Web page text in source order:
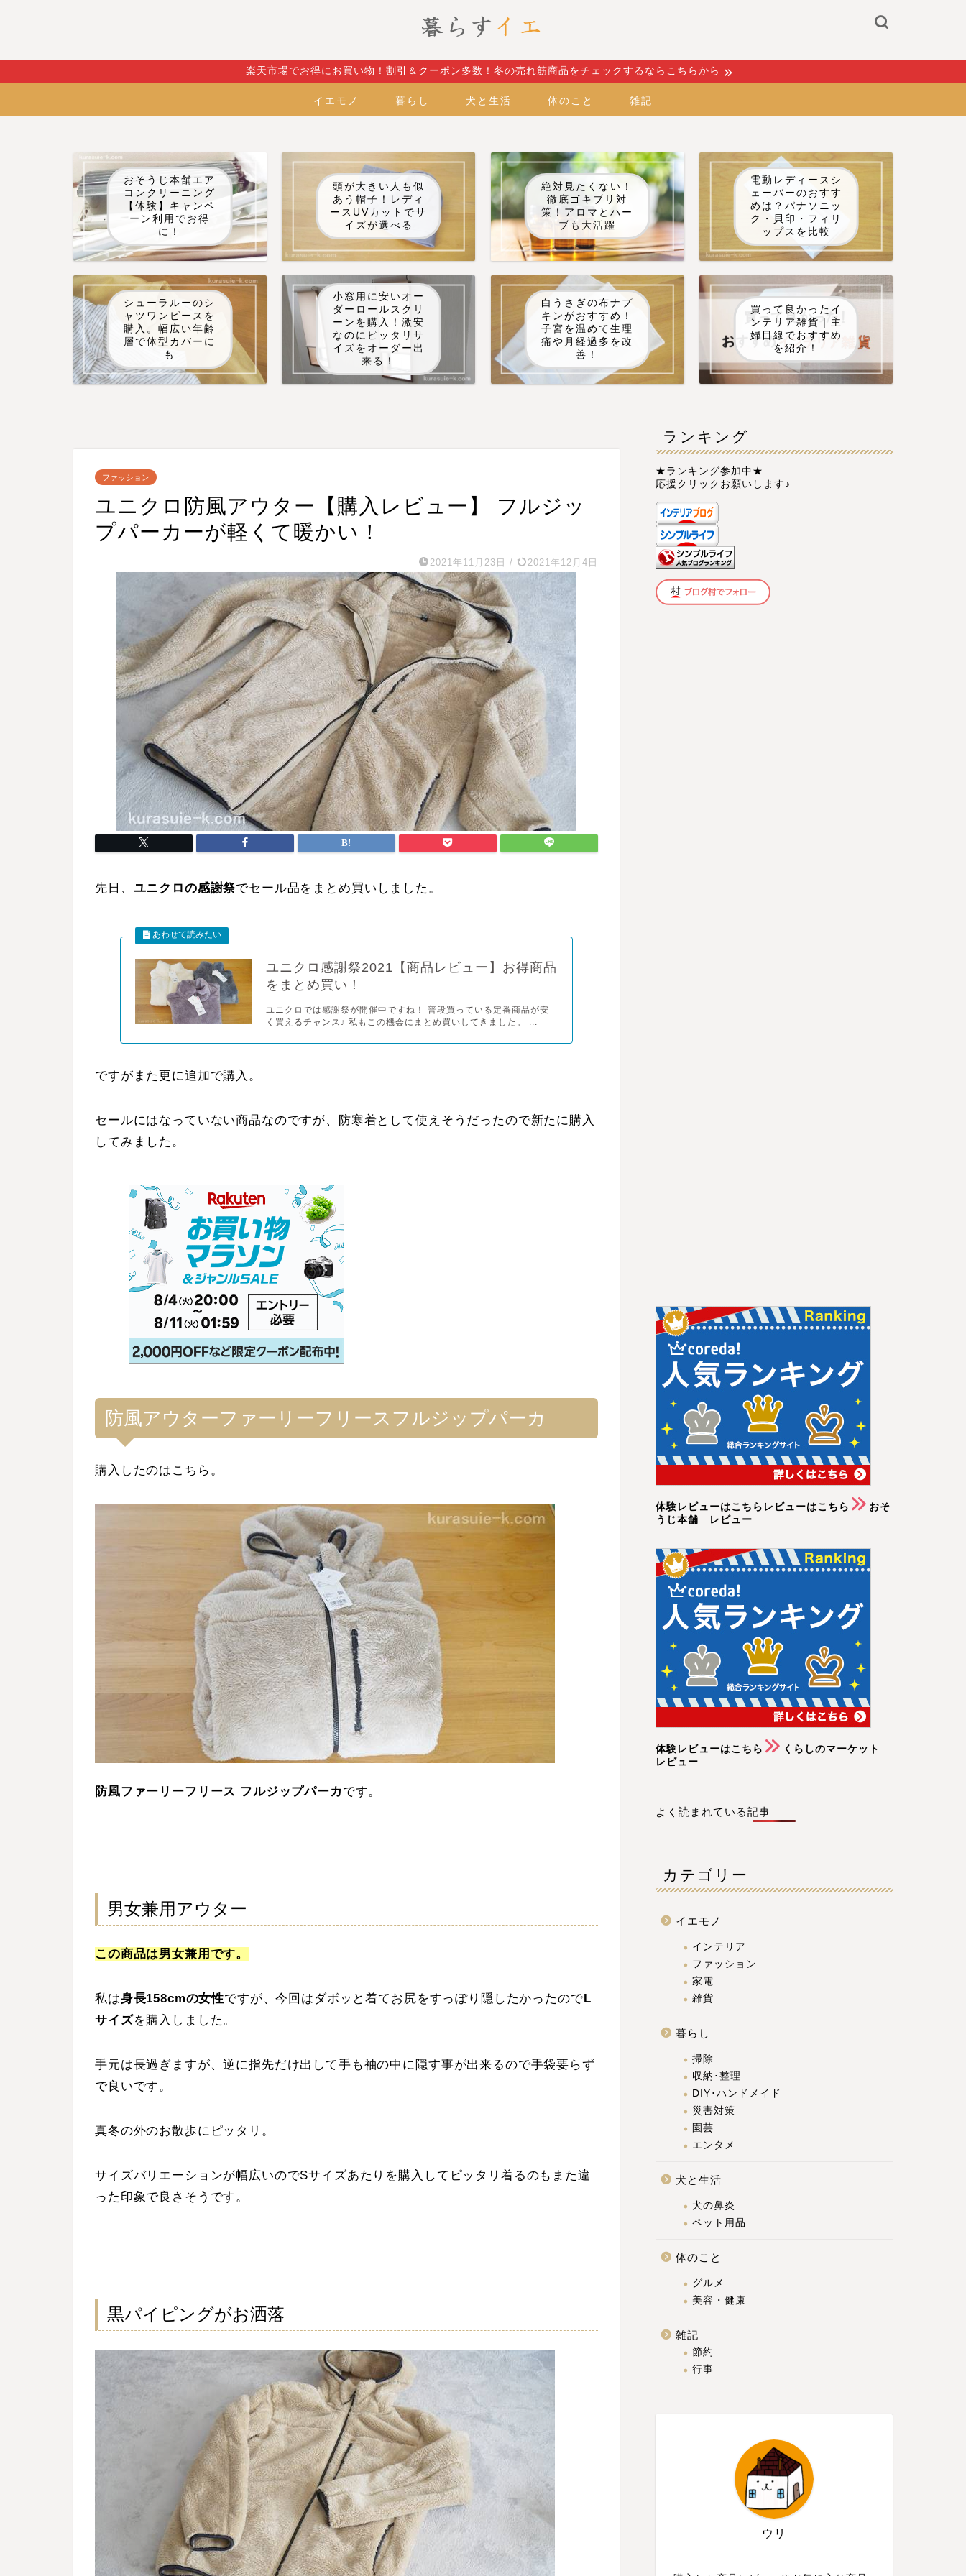
楽天市場でお得にお買い物！割引＆クーポン多数！冬の売れ筋商品をチェックするならこちらから
イエモノ 暮らし 犬と生活 体のこと 雑記
おそうじ本舗エア
コンクリーニング
【体験】キャンペ
ーン利用でお得
に！
頭が大きい人も似
あう帽子！レディ
ースUVカットでサ
イズが選べる
絶対見たくない！
徹底ゴキブリ対
策！アロマとハー
ブも大活躍
電動レディースシ
ェーバーのおすす
めは？パナソニッ
ク・貝印・フィリ
ップスを比較
シューラルーのシ
ャツワンピースを
購入。幅広い年齢
層で体型カバーに
も
小窓用に安いオー
ダーロールスクリ
ーンを購入！激安
なのにピッタリサ
イズをオーダー出
来る！
白うさぎの布ナプ
キンがおすすめ！
子宮を温めて生理
痛や月経過多を改
善！
買って良かったイ
ンテリア雑貨｜主
婦目線でおすすめ
を紹介！
ファッション
ユニクロ防風アウター【購入レビュー】 フルジッ
プパーカーが軽くて暖かい！
2021年11月23日 / 2021年12月4日
先日、 ユニクロの感謝祭でセール品をまとめ買いしました。
ユニクロ感謝祭2021【商品レビュー】お得商品
をまとめ買い！
ユニクロでは感謝祭が開催中ですね！ 普段買っている定番商品が安
く買えるチャンス♪ 私もこの機会にまとめ買いしてきました。 ...
ですがまた更に追加で購入。
セールにはなっていない商品なのですが、防寒着として使えそうだったので新たに購入
してみました。
防風アウターファーリーフリースフルジップパーカ
購入したのはこちら。
防風ファーリーフリース フルジップパーカ です。
男女兼用アウター
この商品は男女兼用です。
私は身長158cmの女性ですが、今回はダボッと着てお尻をすっぽり隠したかったのでL
サイズを購入しました。
手元は長過ぎますが、逆に指先だけ出して手も袖の中に隠す事が出来るので手袋要らず
で良いです。
真冬の外のお散歩にピッタリ。
サイズバリエーションが幅広いのでSサイズあたりを購入してピッタリ着るのもまた違
った印象で良さそうです。
黒パイピングがお洒落
ランキング
★ランキング参加中★
応援クリックお願いします♪
体験レビューはこちらレビューはこちら
おそ
うじ本舗 レビュー
体験レビューはこちら
くらしのマーケット
レビュー
よく読まれている記事
カテゴリー
イエモノ
インテリア
ファッション
家電
雑貨
暮らし
掃除
収納･整理
DIY･ハンドメイド
災害対策
園芸
エンタメ
犬と生活
犬の鼻炎
ペット用品
体のこと
グルメ
美容・健康
雑記
節約
行事
ウリ